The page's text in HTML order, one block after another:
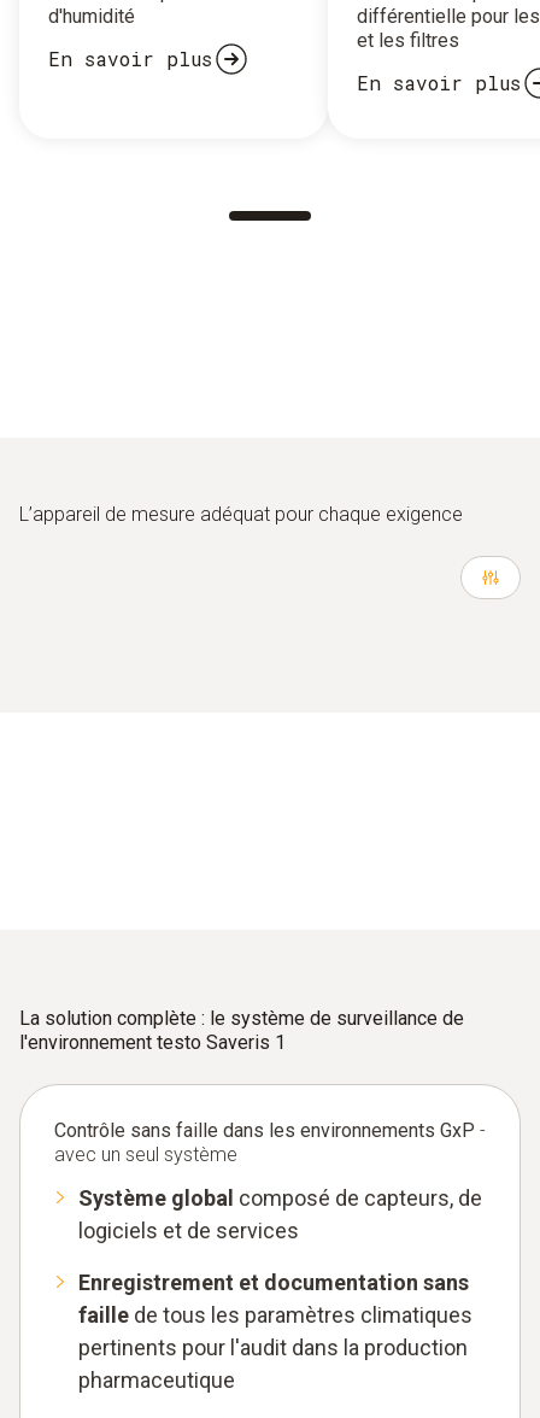
d'humidité
En savoir plus
différentielle pour
et les filtres
En savoir plus
L’appareil de mesure adéquat pour chaque exigence
La solution complète : le système de surveillance de
l'environnement testo Saveris 1
Contrôle sans faille dans les environnements GxP -
avec un seul système
Système global composé de capteurs, de
logiciels et de services
Enregistrement et documentation sans
faille de tous les paramètres climatiques
pertinents pour l'audit dans la production
pharmaceutique